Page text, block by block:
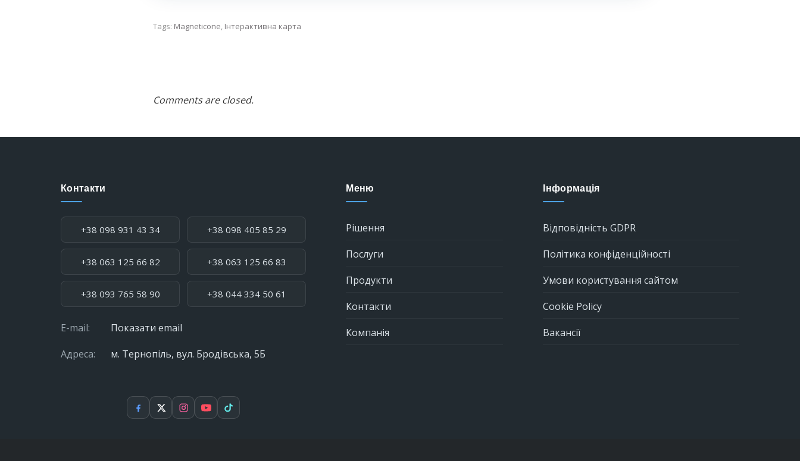
Tags: Magneticone, Інтерактивна карта
Comments are closed.
Контакти
+38 098 931 43 34 +38 098 405 85 29
+38 063 125 66 82 +38 063 125 66 83
+38 093 765 58 90 +38 044 334 50 61
E-mail:
Показати email
Адреса:
м. Тернопіль, вул. Бродівська, 5Б
Facebook
X Instagram
YouTubeTikTok
Меню
Рішення
Послуги
Продукти
Контакти
Компанія
Інформація
Відповідність GDPR
Політика конфіденційності
Умови користування сайтом
Cookie Policy
Вакансії